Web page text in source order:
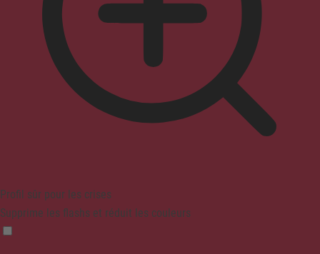
Profil sûr pour les crises
Supprime les flashs et réduit les couleurs